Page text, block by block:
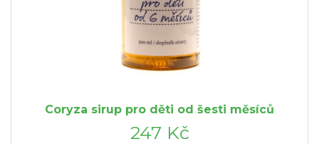
Coryza sirup pro děti od šesti měsíců
247 Kč